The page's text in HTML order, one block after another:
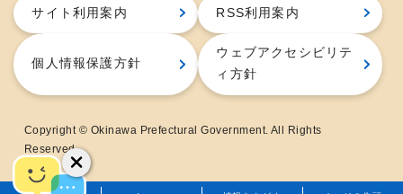
サイト利用案内 RSS利用案内
個人情報保護方針
ウェブアクセシビリテ
ィ方針
Copyright © Okinawa Prefectural Government. All Rights
Reserved.